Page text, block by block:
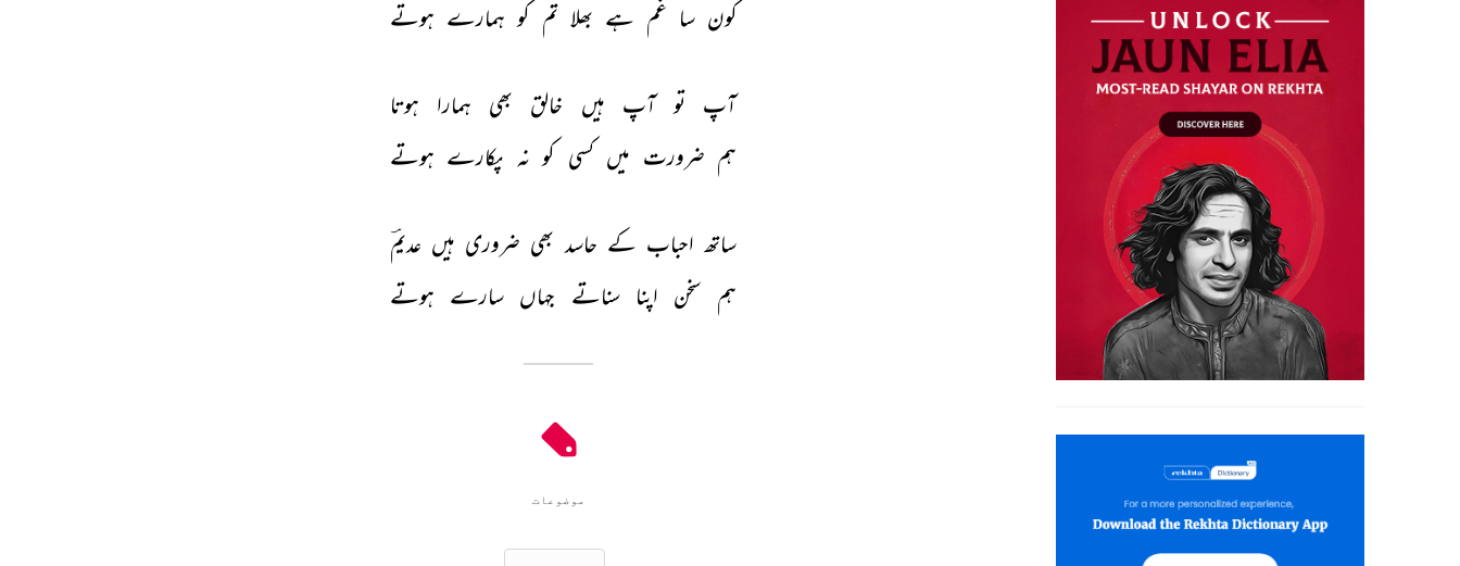
کون سا غم ہے بھلا تم کو ہمارے ہوتے
آپ تو آپ ہیں خالق بھی ہمارا
ہوتا
ہم ضرورت میں کسی کو نہ پکارے ہوتے
ساتھ احباب کے حاسد بھی ضروری ہیں عدیمؔ
ہم سخن اپنا سناتے جہاں سارے ہوتے
موضوعات